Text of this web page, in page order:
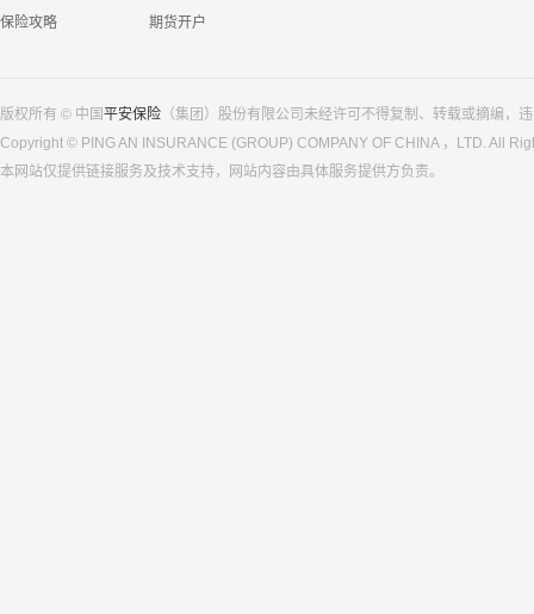
保险攻略
期货开户
版权所有 © 中国平安保险 （集团）股份有限公司未经许可不得复制、转载或摘编，
Copyright © PING AN INSURANCE (GROUP) COMPANY OF CHINA ，LTD. All
本网站仅提供链接服务及技术支持，网站内容由具体服务提供方负责。